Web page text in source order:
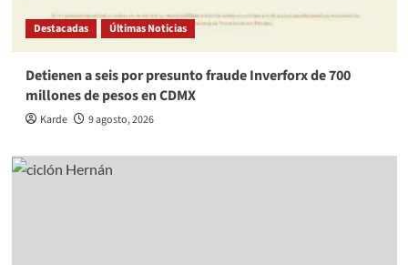
Destacadas Últimas Noticias
Detienen a seis por presunto fraude Inverforx de 700
millones de pesos en CDMX
Karde 9 agosto, 2026